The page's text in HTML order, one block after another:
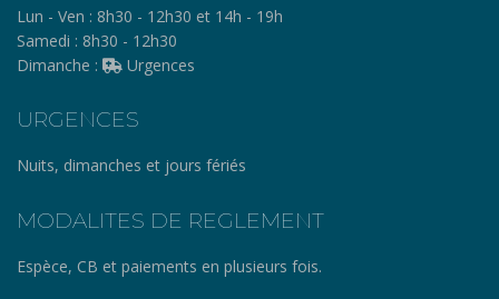
Lun - Ven : 8h30 - 12h30 et 14h - 19h
Samedi : 8h30 - 12h30
Dimanche :
Urgences
URGENCES
Nuits, dimanches et jours fériés
MODALITES DE REGLEMENT
Espèce, CB et paiements en plusieurs fois.